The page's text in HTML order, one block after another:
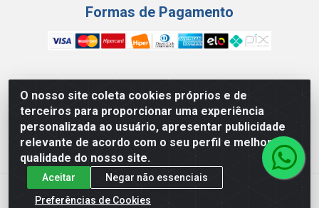
O nosso site coleta cookies próprios e de
terceiros para proporcionar uma experiência
personalizada ao usuário, apresentar publicidade
relevante de acordo com o seu perfil e melhorar a
qualidade do nosso site.
Aceitar
Negar não essenciais
Preferências de Cookies
Formas de Pagamento
FC Distribuidora de Produtos Domésticos, Higiene e Limpeza
LTDA - Avenida Wilson Camurca, 2252, Letra H - Distrito
Industrial I, Maracanaú/CE - CEP 61.939-000 -
08.449.562/0001-29